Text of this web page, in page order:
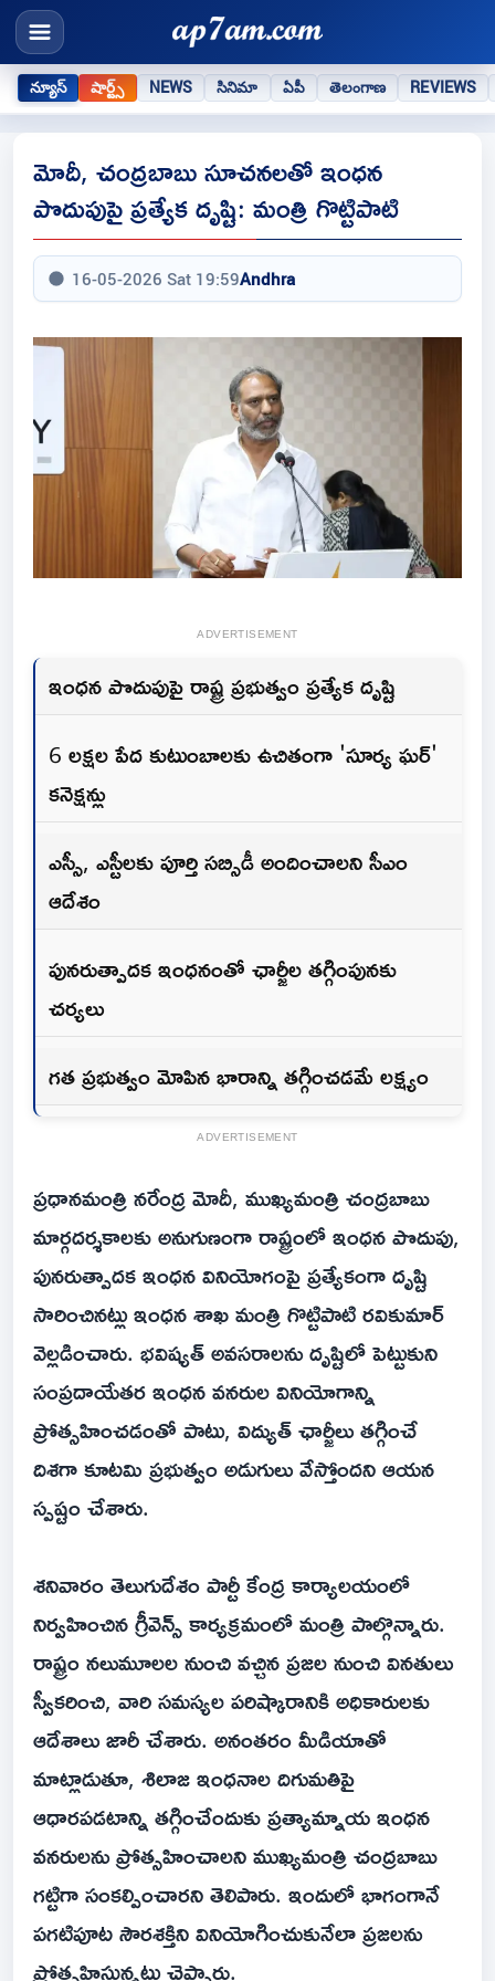
న్యూస్ షార్ట్స్ NEWS సినిమా ఏపీ తెలంగాణ REVIEWS
మోదీ, చంద్రబాబు సూచనలతో ఇంధన
పొదుపుపై ప్రత్యేక దృష్టి: మంత్రి గొట్టిపాటి
16-05-2026 Sat 19:59Andhra
ADVERTISEMENT
ఇంధన పొదుపుపై రాష్ట్ర ప్రభుత్వం ప్రత్యేక దృష్టి
6 లక్షల పేద కుటుంబాలకు ఉచితంగా 'సూర్య ఘర్'
కనెక్షన్లు
ఎస్సీ, ఎస్టీలకు పూర్తి సబ్సిడీ అందించాలని సీఎం
ఆదేశం
పునరుత్పాదక ఇంధనంతో ఛార్జీల తగ్గింపునకు
చర్యలు
గత ప్రభుత్వం మోపిన భారాన్ని తగ్గించడమే లక్ష్యం
ADVERTISEMENT
ప్రధానమంత్రి నరేంద్ర మోదీ, ముఖ్యమంత్రి చంద్రబాబు
మార్గదర్శకాలకు అనుగుణంగా రాష్ట్రంలో ఇంధన పొదుపు,
పునరుత్పాదక ఇంధన వినియోగంపై ప్రత్యేకంగా దృష్టి
సారించినట్లు ఇంధన శాఖ మంత్రి గొట్టిపాటి రవికుమార్
వెల్లడించారు. భవిష్యత్ అవసరాలను దృష్టిలో పెట్టుకుని
సంప్రదాయేతర ఇంధన వనరుల వినియోగాన్ని
ప్రోత్సహించడంతో పాటు, విద్యుత్ ఛార్జీలు తగ్గించే
దిశగా కూటమి ప్రభుత్వం అడుగులు వేస్తోందని ఆయన
స్పష్టం చేశారు.
శనివారం తెలుగుదేశం పార్టీ కేంద్ర కార్యాలయంలో
నిర్వహించిన గ్రీవెన్స్ కార్యక్రమంలో మంత్రి పాల్గొన్నారు.
రాష్ట్రం నలుమూలల నుంచి వచ్చిన ప్రజల నుంచి వినతులు
స్వీకరించి, వారి సమస్యల పరిష్కారానికి అధికారులకు
ఆదేశాలు జారీ చేశారు. అనంతరం మీడియాతో
మాట్లాడుతూ, శిలాజ ఇంధనాల దిగుమతిపై
ఆధారపడటాన్ని తగ్గించేందుకు ప్రత్యామ్నాయ ఇంధన
వనరులను ప్రోత్సహించాలని ముఖ్యమంత్రి చంద్రబాబు
గట్టిగా సంకల్పించారని తెలిపారు. ఇందులో భాగంగానే
పగటిపూట సౌరశక్తిని వినియోగించుకునేలా ప్రజలను
ప్రోత్సహిస్తున్నట్లు చెప్పారు.